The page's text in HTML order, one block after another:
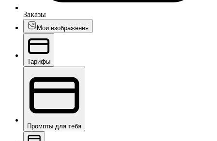
Заказы
Мои изображения
Тарифы
Промпты для тебя